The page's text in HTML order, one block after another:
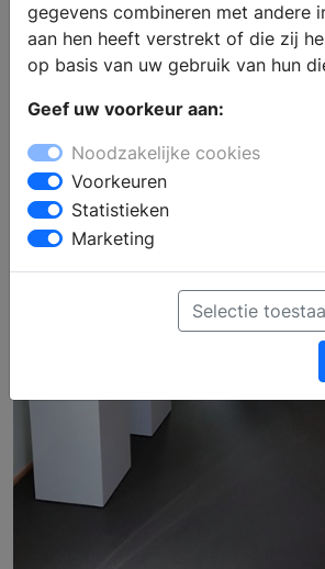
gegevens combineren met andere
aan hen heeft verstrekt of die zij
op basis van uw gebruik van hun
Geef uw voorkeur aan:
Noodzakelijke cookies
Voorkeuren
Statistieken
Marketing
Selectie